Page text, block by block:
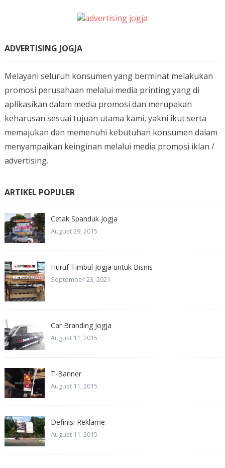
ADVERTISING JOGJA
Melayani seluruh konsumen yang berminat melakukan
promosi perusahaan melalui media printing yang di
aplikasikan dalam media promosi dan merupakan
keharusan sesuai tujuan utama kami, yakni ikut serta
memajukan dan memenuhi kebutuhan konsumen dalam
menyampaikan keinginan melalui media promosi iklan /
advertising.
ARTIKEL POPULER
Cetak Spanduk Jogja
August 29, 2015
Huruf Timbul Jogja untuk Bisnis
September 23, 2021
Car Branding Jogja
August 11, 2015
T-Banner
August 11, 2015
Definisi Reklame
August 11, 2015